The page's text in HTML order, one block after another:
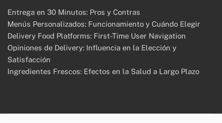
Entrega en 30 Minutos: Pros y Contras
Menús Personalizados: Funcionamiento y Cuándo Elegir
Delivery Food Platforms: First-Time User Navigation
Opiniones de Delivery: Influencia en la Elección y
Satisfacción
Ingredientes Frescos: Efectos en la Salud a Largo Plazo